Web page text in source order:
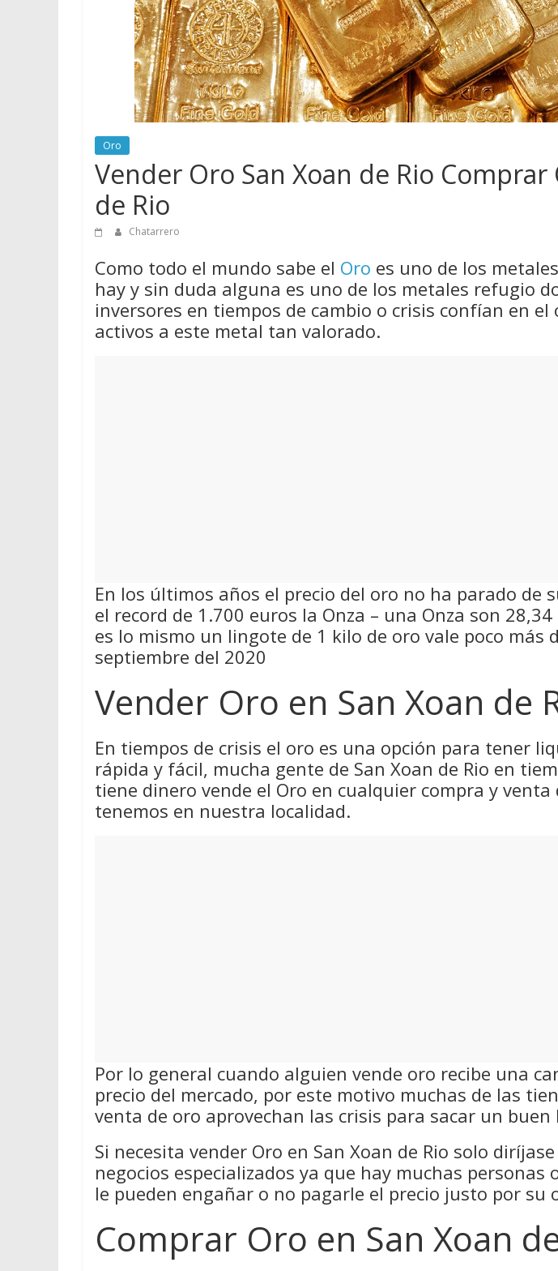
Chatarra
Oro
Vender Oro San Xoan de Rio Comprar
de Rio
Chatarrero
Como todo el mundo sabe el Oro es uno de los
hay y sin duda alguna es uno de los metales refugio
inversores en tiempos de cambio o crisis confían en el
activos a este metal tan valorado.
En los últimos años el precio del oro no ha parado de
el record de 1.700 euros la Onza – una Onza son
es lo mismo un lingote de 1 kilo de oro vale poco más
septiembre del 2020
Vender Oro en San Xoan de
En tiempos de crisis el oro es una opción para tener
rápida y fácil, mucha gente de San Xoan de Rio en
tiene dinero vende el Oro en cualquier compra y venta
tenemos en nuestra localidad.
Por lo general cuando alguien vende oro recibe una
precio del mercado, por este motivo muchas de las
venta de oro aprovechan las crisis para sacar un buen
Si necesita vender Oro en San Xoan de Rio solo
negocios especializados ya que hay muchas personas
le pueden engañar o no pagarle el precio justo por su
Comprar Oro en San Xoan